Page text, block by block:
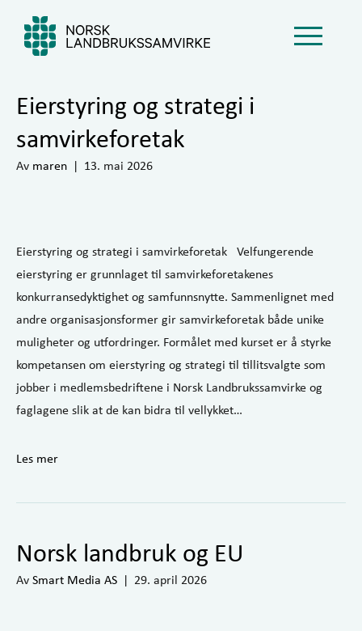
Eierstyring og strategi i
samvirkeforetak
Av maren | 13. mai 2026
Eierstyring og strategi i samvirkeforetak Velfungerende
eierstyring er grunnlaget til samvirkeforetakenes
konkurransedyktighet og samfunnsnytte. Sammenlignet med
andre organisasjonsformer gir samvirkeforetak både unike
muligheter og utfordringer. Formålet med kurset er å styrke
kompetansen om eierstyring og strategi til tillitsvalgte som
jobber i medlemsbedriftene i Norsk Landbrukssamvirke og
faglagene slik at de kan bidra til vellykket…
Les mer
Norsk landbruk og EU
AvSmart Media AS | 29. april 2026